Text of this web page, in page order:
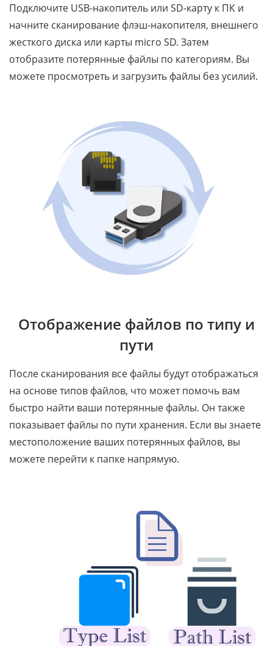
Подключите USB-накопитель или SD-карту к ПК и
начните сканирование флэш-накопителя, внешнего
жесткого диска или карты micro SD. Затем
отобразите потерянные файлы по категориям. Вы
можете просмотреть и загрузить файлы без усилий.
Отображение файлов по типу и
пути
После сканирования все файлы будут отображаться
на основе типов файлов, что может помочь вам
быстро найти ваши потерянные файлы. Он также
показывает файлы по пути хранения. Если вы знаете
местоположение ваших потерянных файлов, вы
можете перейти к папке напрямую.